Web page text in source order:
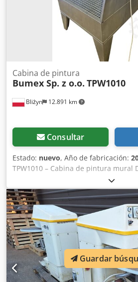
Bliżyn 12.891 km
Cabina de pintura
Bumex Sp. z o.o. TPW1010
Consultar
Estado: nuevo, Año de fabricación:
TPW1010 – Cabina de pintura mural
trabajo (mm): 1000 (ancho) x 800
(alto). Dimensiones totales (mm):
(profundidad) x 2200 (alto).
Potencia del ventilador: 1,5 kW, •
Presión de compresión: 930 Pa, •
Ventilador a prueba de explosiones,
3 etapas, • Filtro de parada de
Panel de control IP 66, • Iluminación
Nuestras cabinas se caracterizan
fabricación muy alta, seguridad de
Guardar